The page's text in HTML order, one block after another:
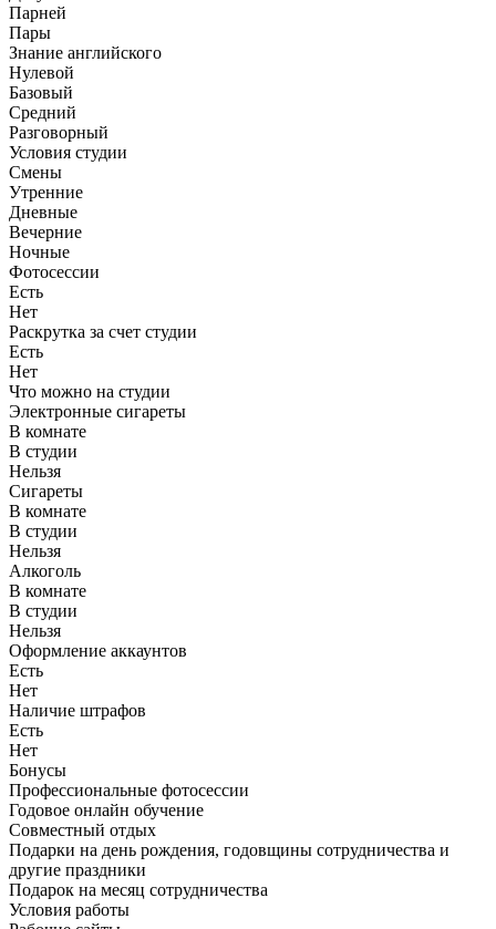
Парней
Пары
Знание английского
Нулевой
Базовый
Средний
Разговорный
Условия студии
Смены
Утренние
Дневные
Вечерние
Ночные
Фотосессии
Есть
Нет
Раскрутка за счет студии
Есть
Нет
Что можно на студии
Электронные сигареты
В комнате
В студии
Нельзя
Сигареты
В комнате
В студии
Нельзя
Алкоголь
В комнате
В студии
Нельзя
Оформление аккаунтов
Есть
Нет
Наличие штрафов
Есть
Нет
Бонусы
Профессиональные фотосессии
Годовое онлайн обучение
Совместный отдых
Подарки на день рождения, годовщины сотрудничества и
другие праздники
Подарок на месяц сотрудничества
Условия работы